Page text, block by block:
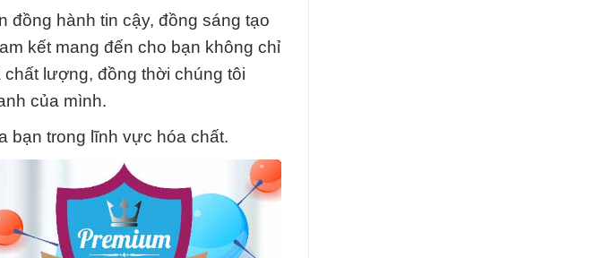
đồng hành tin cậy, đồng sáng tạo
kết mang đến cho bạn không chỉ
lượng, đồng thời chúng tôi
của mình.
bạn trong lĩnh vực hóa chất.